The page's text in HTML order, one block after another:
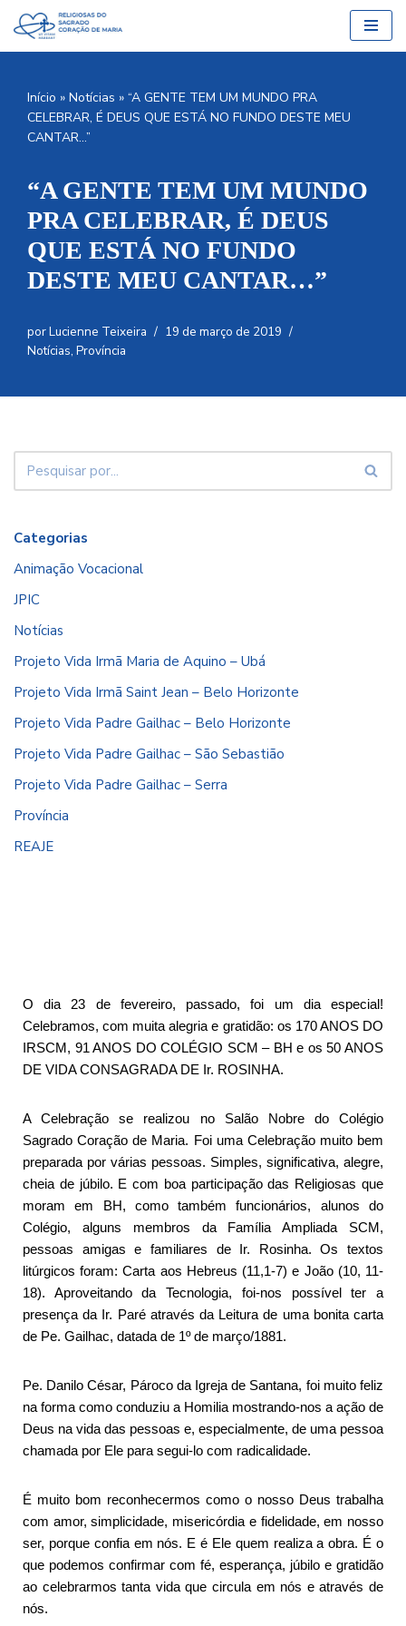
Pular
conteúdo
Início » Notícias » “A GENTE TEM UM MUNDO PRA
CELEBRAR, É DEUS QUE ESTÁ NO FUNDO DESTE MEU
CANTAR…”
“A GENTE TEM UM MUNDO
PRA CELEBRAR, É DEUS
QUE ESTÁ NO FUNDO
DESTE MEU CANTAR…”
porLucienne Teixeira
19 de março de 2019
Notícias, Província
Categorias
Animação Vocacional
JPIC
Notícias
Projeto Vida Irmã Maria de Aquino – Ubá
Projeto Vida Irmã Saint Jean – Belo Horizonte
Projeto Vida Padre Gailhac – Belo Horizonte
Projeto Vida Padre Gailhac – São Sebastião
Projeto Vida Padre Gailhac – Serra
Província
REAJE
O dia 23 de fevereiro, passado, foi um dia especial!
Celebramos, com muita alegria e gratidão: os 170 ANOS DO
IRSCM, 91 ANOS DO COLÉGIO SCM – BH e os 50 ANOS
DE VIDA CONSAGRADA DE Ir. ROSINHA.
A Celebração se realizou no Salão Nobre do Colégio
Sagrado Coração de Maria. Foi uma Celebração muito bem
preparada por várias pessoas. Simples, significativa, alegre,
cheia de júbilo. E com boa participação das Religiosas que
moram em BH, como também funcionários, alunos do
Colégio, alguns membros da Família Ampliada SCM,
pessoas amigas e familiares de Ir. Rosinha. Os textos
litúrgicos foram: Carta aos Hebreus (11,1-7) e João (10, 11-
18). Aproveitando da Tecnologia, foi-nos possível ter a
presença da Ir. Paré através da Leitura de uma bonita carta
de Pe. Gailhac, datada de 1º de março/1881.
Pe. Danilo César, Pároco da Igreja de Santana, foi muito feliz
na forma como conduziu a Homilia mostrando-nos a ação de
Deus na vida das pessoas e, especialmente, de uma pessoa
chamada por Ele para segui-lo com radicalidade.
É muito bom reconhecermos como o nosso Deus trabalha
com amor, simplicidade, misericórdia e fidelidade, em nosso
ser, porque confia em nós. E é Ele quem realiza a obra. É o
que podemos confirmar com fé, esperança, júbilo e gratidão
ao celebrarmos tanta vida que circula em nós e através de
nós.